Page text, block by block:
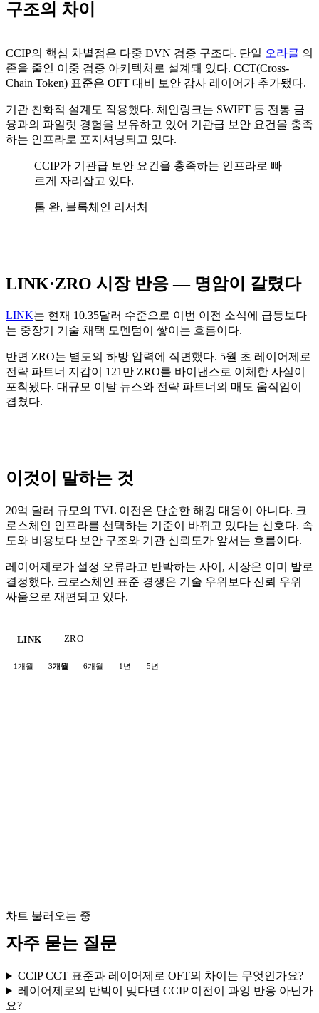
구조의 차이
CCIP의 핵심 차별점은 다중 DVN 검증 구조다. 단일 오라클 의
존을 줄인 이중 검증 아키텍처로 설계돼 있다. CCT(Cross-
Chain Token) 표준은 OFT 대비 보안 감사 레이어가 추가됐다.
기관 친화적 설계도 작용했다. 체인링크는 SWIFT 등 전통 금
융과의 파일럿 경험을 보유하고 있어 기관급 보안 요건을 충족
하는 인프라로 포지셔닝되고 있다.
CCIP가 기관급 보안 요건을 충족하는 인프라로 빠
르게 자리잡고 있다.
톰 완, 블록체인 리서처
LINK·ZRO 시장 반응 — 명암이 갈렸다
LINK는 현재 10.35달러 수준으로 이번 이전 소식에 급등보다
는 중장기 기술 채택 모멘텀이 쌓이는 흐름이다.
반면 ZRO는 별도의 하방 압력에 직면했다. 5월 초 레이어제로
전략 파트너 지갑이 121만 ZRO를 바이낸스로 이체한 사실이
포착됐다. 대규모 이탈 뉴스와 전략 파트너의 매도 움직임이
겹쳤다.
이것이 말하는 것
20억 달러 규모의 TVL 이전은 단순한 해킹 대응이 아니다. 크
로스체인 인프라를 선택하는 기준이 바뀌고 있다는 신호다. 속
도와 비용보다 보안 구조와 기관 신뢰도가 앞서는 흐름이다.
레이어제로가 설정 오류라고 반박하는 사이, 시장은 이미 발로
결정했다. 크로스체인 표준 경쟁은 기술 우위보다 신뢰 우위
싸움으로 재편되고 있다.
LINK ZRO
1개월 3개월 6개월 1년 5년
차트 불러오는 중
자주 묻는 질문
CCIP CCT 표준과 레이어제로 OFT의 차이는 무엇인가요?
레이어제로의 반박이 맞다면 CCIP 이전이 과잉 반응 아닌가
요?